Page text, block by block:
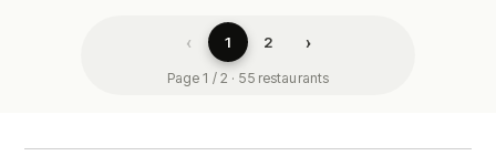
‹ 1 2 ›
Page 1 / 2 · 55 restaurants